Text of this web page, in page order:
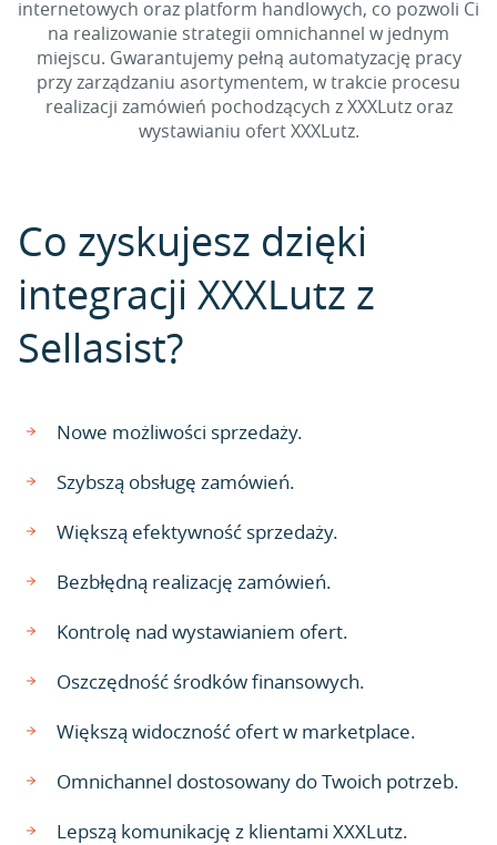
internetowych oraz platform handlowych, co pozwoli Ci
na realizowanie strategii omnichannel w jednym
miejscu. Gwarantujemy pełną automatyzację pracy
przy zarządzaniu asortymentem, w trakcie procesu
realizacji zamówień pochodzących z XXXLutz oraz
wystawianiu ofert XXXLutz.
Co zyskujesz dzięki
integracji XXXLutz z
Sellasist?
Nowe możliwości sprzedaży.
Szybszą obsługę zamówień.
Większą efektywność sprzedaży.
Bezbłędną realizację zamówień.
Kontrolę nad wystawianiem ofert.
Oszczędność środków finansowych.
Większą widoczność ofert w marketplace.
Omnichannel dostosowany do Twoich potrzeb.
Lepszą komunikację z klientami XXXLutz.